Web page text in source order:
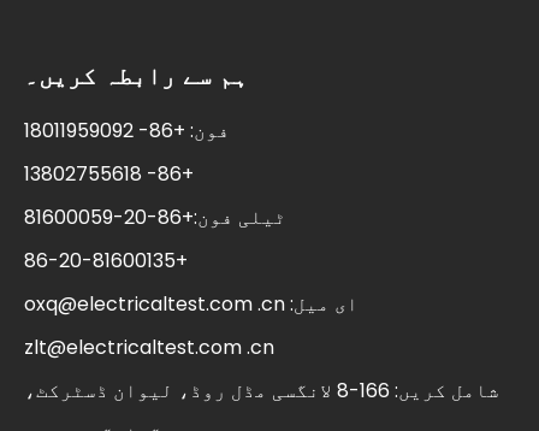
ہم سے رابطہ کریں۔
فون: +86- 18011959092
+86- 13802755618
ٹیلی فون:+86-20-81600059
+86-20-81600135
ای میل:oxq@electricaltest.com .cn
zlt@electricaltest.com .cn
شامل کریں: 166-8 لانگسی مڈل روڈ، لیوان ڈسٹرکٹ،